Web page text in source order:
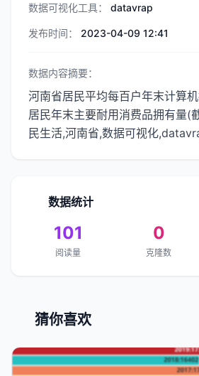
数据可视化工具： datavrap
发布时间： 2023-04-09 12:41
数据内容摘要：
河南省居民平均每百户年末计算
居民年末主要耐用消费品拥有量(
民生活,河南省,数据可视化
数据统计
101
阅读量
0
克隆数
猜你喜欢